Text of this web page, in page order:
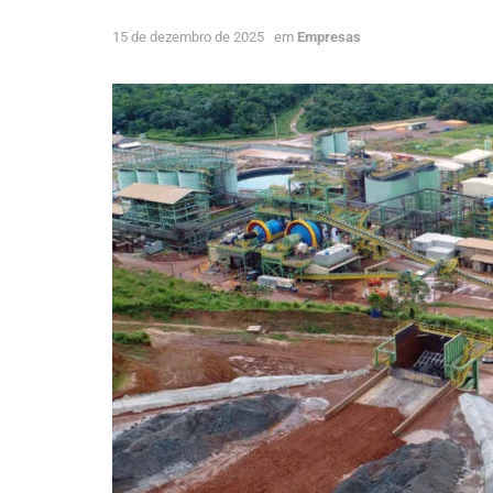
15 de dezembro de 2025 em Empresas